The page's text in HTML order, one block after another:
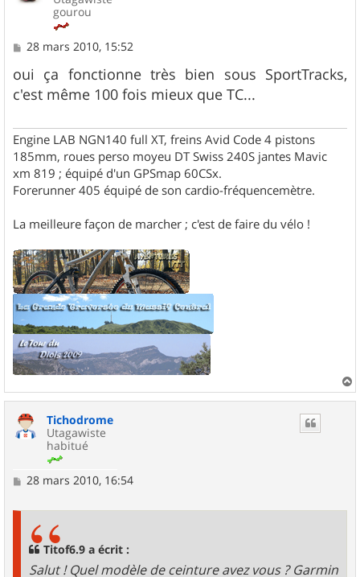
gourou
M
s
s
a
28 mars 2010, 15:52
oui ça fonctionne très bien sous SportTracks,
c'est même 100 fois mieux que TC...
Engine LAB NGN140 full XT, freins Avid Code 4 pistons
185mm, roues perso moyeu DT Swiss 240S jantes Mavic
xm 819 ; équipé d'un GPSmap 60CSx.
Forerunner 405 équipé de son cardio-fréquencemètre.
La meilleure façon de marcher ; c'est de faire du vélo !
a
Tichodrome
Utagawiste
habitué
M
28 mars 2010, 16:54
Titof6.9 a écrit :
Salut ! Quel modèle de ceinture avez vous ? Garmin